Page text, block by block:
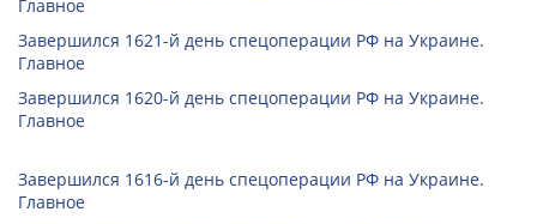
Главное
Завершился 1621-й день спецоперации РФ на Украине.
Главное
Завершился 1620-й день спецоперации РФ на Украине.
Главное
Завершился 1616-й день спецоперации РФ на Украине.
Главное